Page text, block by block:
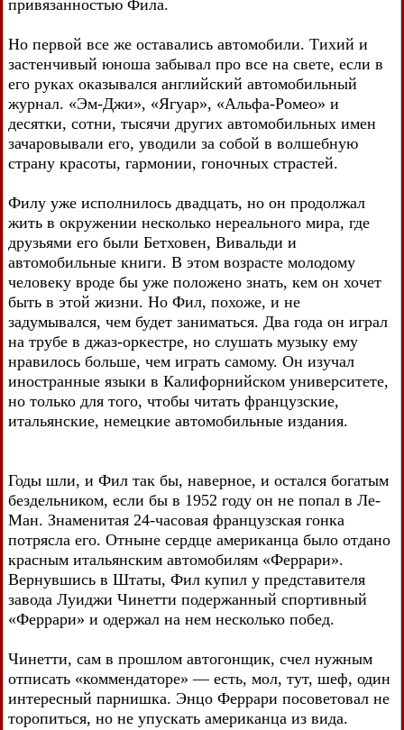
привязанностью Фила.
Но первой все же оставались автомобили. Тихий и
застенчивый юноша забывал про все на свете, если в
его руках оказывался английский автомобильный
журнал. «Эм-Джи», «Ягуар», «Альфа-Ромео» и
десятки, сотни, тысячи других автомобильных имен
зачаровывали его, уводили за собой в волшебную
страну красоты, гармонии, гоночных страстей.
Филу уже исполнилось двадцать, но он продолжал
жить в окружении несколько нереального мира, где
друзьями его были Бетховен, Вивальди и
автомобильные книги. В этом возрасте молодому
человеку вроде бы уже положено знать, кем он хочет
быть в этой жизни. Но Фил, похоже, и не
задумывался, чем будет заниматься. Два года он играл
на трубе в джаз-оркестре, но слушать музыку ему
нравилось больше, чем играть самому. Он изучал
иностранные языки в Калифорнийском университете,
но только для того, чтобы читать французские,
итальянские, немецкие автомобильные издания.
Годы шли, и Фил так бы, наверное, и остался богатым
бездельником, если бы в 1952 году он не попал в Ле-
Ман. Знаменитая 24-часовая французская гонка
потрясла его. Отныне сердце американца было отдано
красным итальянским автомобилям «Феррари».
Вернувшись в Штаты, Фил купил у представителя
завода Луиджи Чинетти подержанный спортивный
«Феррари» и одержал на нем несколько побед.
Чинетти, сам в прошлом автогонщик, счел нужным
отписать «коммендаторе» — есть, мол, тут, шеф, один
интересный парнишка. Энцо Феррари посоветовал не
торопиться, но не упускать американца из вида.